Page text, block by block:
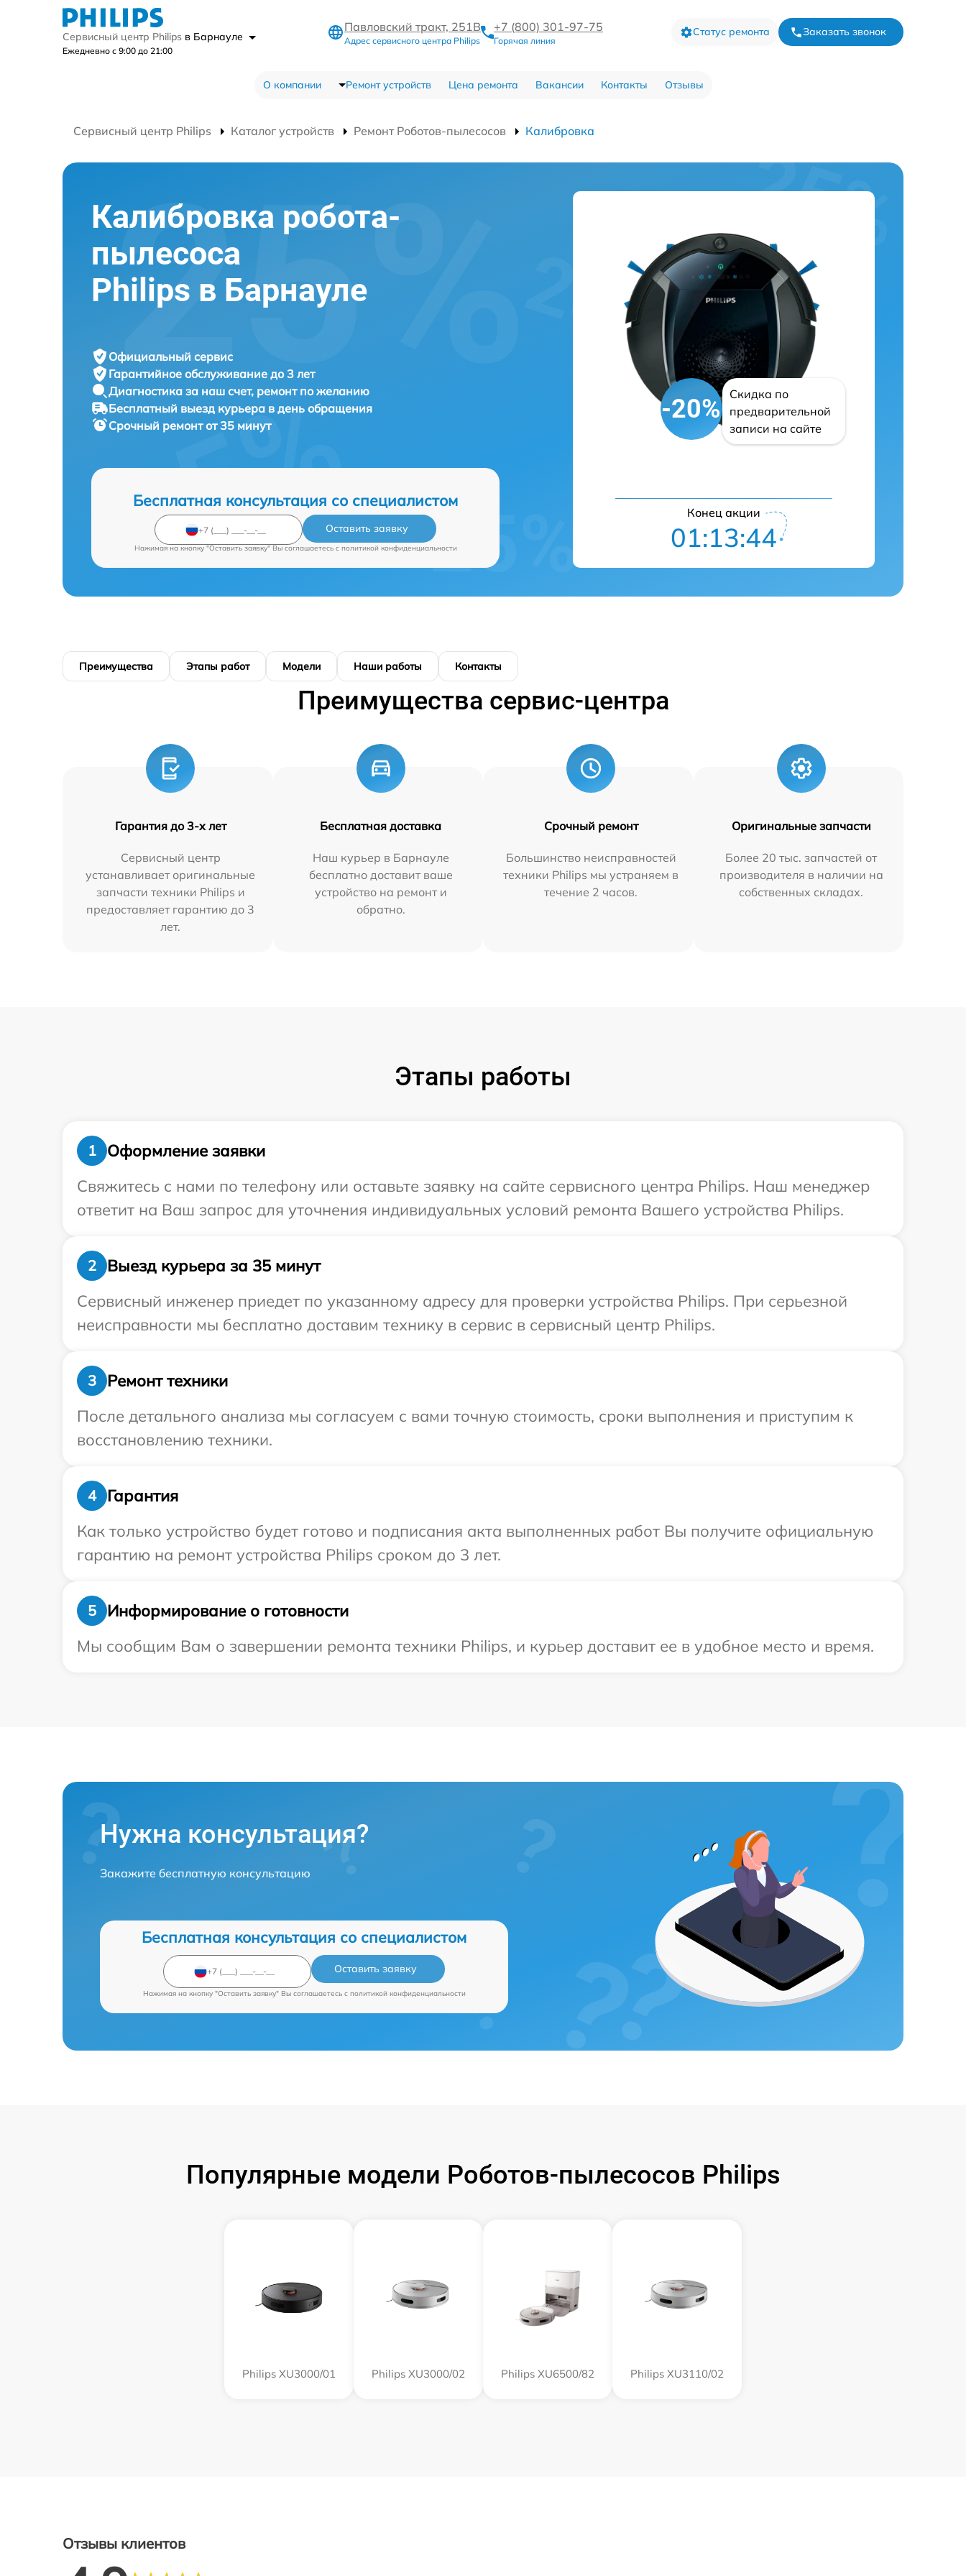
Сервисный центр Philips в Барнауле
Ежедневно с 9:00 до 21:00
Павловский тракт, 251В
Адрес сервисного центра Philips
+7 (800) 301-97-75
Горячая линия
Статус ремонта Заказать звонок
О компании Ремонт устройств Цена ремонта Вакансии Контакты Отзывы
Сервисный центр Philips Каталог устройств Ремонт Роботов-пылесосов Калибровка
Калибровка робота-
пылесоса
Philips в Барнауле
Официальный сервис
Гарантийное обслуживание до 3 лет
Диагностика за наш счет, ремонт по желанию
Бесплатный выезд курьера в день обращения
Срочный ремонтот 35 минут
Бесплатная консультация со специалистом
Оставить заявку
Нажимая на кнопку "Оставить заявку" Вы соглашаетесь c политикой конфиденциальности
-20%
Скидка по
предварительной
записи на сайте
Конец акции
01:13:42
Преимущества Этапы работ Модели Наши работы Контакты
Преимущества сервис-центра
Гарантия до 3-х лет
Сервисный центр
устанавливает оригинальные
запчасти техники Philips и
предоставляет гарантию до 3
лет.
Бесплатная доставка
Наш курьер в Барнауле
бесплатно доставит ваше
устройство на ремонт и
обратно.
Срочный ремонт
Большинство неисправностей
техники Philips мы устраняем в
течение 2 часов.
Оригинальные запчасти
Более 20 тыс. запчастей от
производителя в наличии на
собственных складах.
Этапы работы
1
Оформление заявки
Свяжитесь с нами по телефону или оставьте заявку на сайте сервисного центра Philips. Наш менеджер
ответит на Ваш запрос для уточнения индивидуальных условий ремонта Вашего устройства Philips.
2
Выезд курьера за 35 минут
Сервисный инженер приедет по указанному адресу для проверки устройства Philips. При серьезной
неисправности мы бесплатно доставим технику в сервис в сервисный центр Philips.
3
Ремонт техники
После детального анализа мы согласуем с вами точную стоимость, сроки выполнения и приступим к
восстановлению техники.
4
Гарантия
Как только устройство будет готово и подписания акта выполненных работ Вы получите официальную
гарантию на ремонт устройства Philips сроком до 3 лет.
5
Информирование о готовности
Мы сообщим Вам о завершении ремонта техники Philips, и курьер доставит ее в удобное место и время.
Нужна консультация?
Закажите бесплатную консультацию
Бесплатная консультация со специалистом
Оставить заявку
Нажимая на кнопку "Оставить заявку" Вы соглашаетесь c политикой конфиденциальности
Популярные модели Роботов-пылесосов Philips
Philips XU3000/01 Philips XU3000/02 Philips XU6500/82 Philips XU3110/02
Отзывы клиентов